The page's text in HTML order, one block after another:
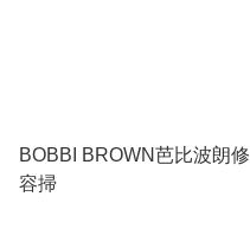
BOBBI BROWN芭比波朗修
容掃